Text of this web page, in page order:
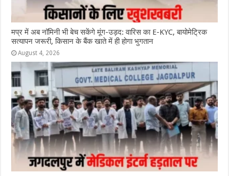
मप्र में अब नॉमिनी भी बेच सकेंगे मूंग-उड़द: वारिस का E-KYC, बायोमेट्रिक
सत्यापन जरूरी, किसान के बैंक खाते में ही होगा भुगतान
August 4, 2026